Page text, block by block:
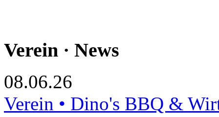
Verein · News
08.06.26
Verein • Dino's BBQ &